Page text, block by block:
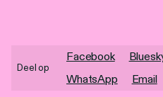
Deel op
Facebook
WhatsApp
Email
Nieuwsbrief